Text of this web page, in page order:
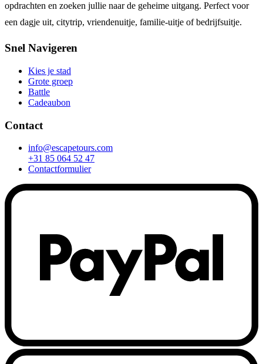
opdrachten en zoeken jullie naar de geheime uitgang. Perfect voor
een dagje uit, citytrip, vriendenuitje, familie-uitje of bedrijfsuitje.
Snel Navigeren
Kies je stad
Grote groep
Battle
Cadeaubon
Contact
info@escapetours.com
+31 85 064 52 47
Contactformulier